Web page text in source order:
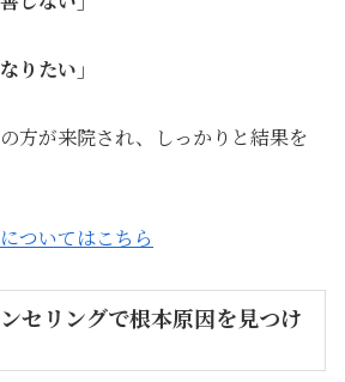
りたい」
方が来院され、しっかりと結果を
ついてはこちら
セリングで根本原因を見つけ